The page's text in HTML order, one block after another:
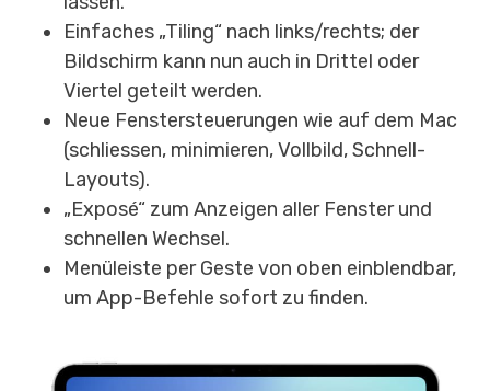
Einfaches „Tiling“ nach links/rechts; der
Bildschirm kann nun auch in Drittel oder
Viertel geteilt werden.
Neue Fenstersteuerungen wie auf dem Mac
(schliessen, minimieren, Vollbild, Schnell-
Layouts).
„Exposé“ zum Anzeigen aller Fenster und
schnellen Wechsel.
Menüleiste per Geste von oben einblendbar,
um App-Befehle sofort zu finden.